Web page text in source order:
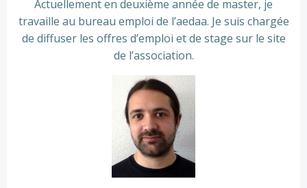
Actuellement en deuxième année de master, je
travaille au bureau emploi de l’aedaa. Je suis chargée
de diffuser les offres d’emploi et de stage sur le site
de l’association.